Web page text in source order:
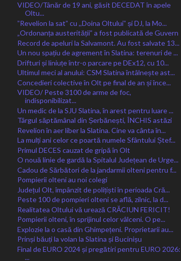
VIDEO/Tânăr de 19 ani, găsit DECEDAT în apele
Oltu...
ˮRevelion la satˮ cu ,,Doina Oltuluiˮ și DJ, la Mo...
„Ordonanța austerității” a fost publicată de Guvern
Record de apeluri la Salvamont. Au fost salvate 13...
Un nou spațiu de agrement în Slatina: terenuri de ...
Drifturi și liniuțe într-o parcare pe DEx12, cu 10...
Ultimul meci al anului: CSM Slatina întâlnește ast...
Concedieri colective în Olt pe final de an și înce...
VIDEO/ Peste 3100 de arme de foc,
indisponibilizat...
Un medic de la SJU Slatina, în arest pentru luare ...
Târgul săptămânal din Șerbănești, ÎNCHIS astăzi
Revelion în aer liber la Slatina. Cine va cânta în...
La mulți ani celor ce poartă numele Sfântului Ștef...
Primul DECES cauzat de gripă în Olt
O nouă linie de gardă la Spitalul Județean de Urge...
Cadou de Sărbători de la jandarmii olteni pentru f...
Pompierii olteni au noi colegi
Județul Olt, împânzit de polițiști în perioada Cră...
Peste 100 de pompieri olteni se află, zilnic, la d...
Realitatea Oltului vă urează CRĂCIUN FERICIT!
Pompierii olteni, în sprijinul celor vâlceni. O pe...
Explozie la o casă din Ghimpețeni. Proprietarii au...
Prinși băuți la volan la Slatina și Bucinișu
Final de EURO 2024 și pregătiri pentru EURO 2026:
...